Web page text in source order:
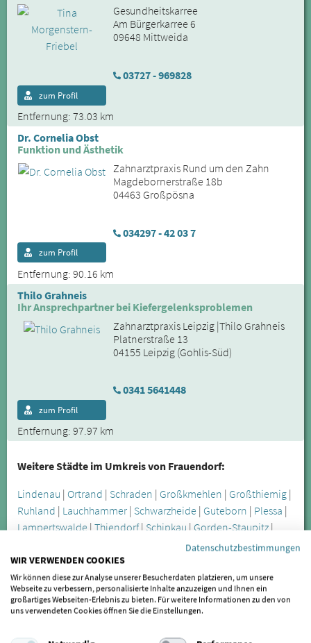
Gesundheitskarree
Am Bürgerkarree 6
09648 Mittweida
03727 - 969828
Entfernung: 73.03 km
zum Profil
Dr. Cornelia Obst
Funktion und Ästhetik
Zahnarztpraxis Rund um den Zahn
Magdebornerstraße 18b
04463 Großpösna
034297 - 42 03 7
Entfernung: 90.16 km
zum Profil
Thilo Grahneis
Ihr Ansprechpartner bei Kiefergelenksproblemen
Zahnarztpraxis Leipzig |Thilo Grahneis
Platnerstraße 13
04155 Leipzig (Gohlis-Süd)
0341 5641448
Entfernung: 97.97 km
zum Profil
Weitere Städte im Umkreis von Frauendorf:
Lindenau | Ortrand | Schraden | Großkmehlen | Großthiemig |
Ruhland | Lauchhammer | Schwarzheide | Guteborn | Plessa |
Lampertswalde | Thiendorf| Schipkau | Gorden-Staupitz |
Elsterwerda|Wiednitz|
Königsbrück|Senftenberg
|Zabeltitz|Leippe-Torno|Röderaü|Bernsdorf (Oberlausitz)
Großenhain|Straßgräbchen
Datenschutzbestimmungen
WIR VERWENDEN COOKIES
Wir können diese zur Analyse unserer Besucherdaten platzieren, um unsere
Webseite zu verbessern, personalisierte Inhalte anzuzeigen und Ihnen ein
großartiges Webseiten-Erlebnis zu bieten. Für weitere Informationen zu den von
uns verwendeten Cookies öffnen Sie die Einstellungen.